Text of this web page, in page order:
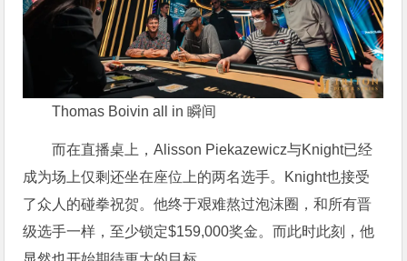
Thomas Boivin all in 瞬间
而在直播桌上，Alisson Piekazewicz与Knight已经
成为场上仅剩还坐在座位上的两名选手。Knight也接受
了众人的碰拳祝贺。他终于艰难熬过泡沫圈，和所有晋
级选手一样，至少锁定$159,000奖金。而此时此刻，他